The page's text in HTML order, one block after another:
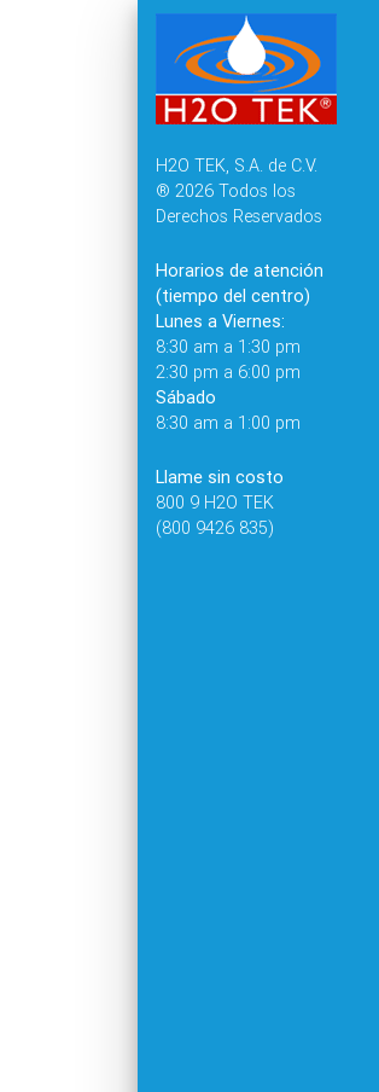
H2O TEK, S.A. de C.V.
® 2026 Todos los
Derechos Reservados
Horarios de atención
(tiempo del centro)
Lunes a Viernes:
8:30 am a 1:30 pm
2:30 pm a 6:00 pm
Sábado
8:30 am a 1:00 pm
Llame sin costo
800 9 H2O TEK
(800 9426 835)